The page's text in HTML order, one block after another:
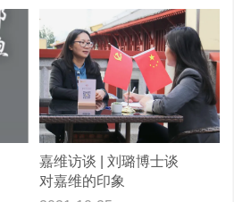
嘉维访谈 | 刘璐博士谈
对嘉维的印象